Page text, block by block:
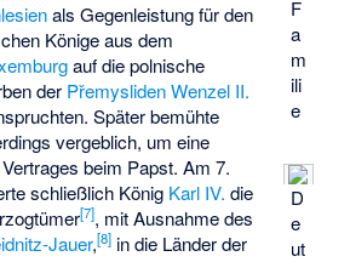
F
a
m
ili
e
D
e
ut
als Gegenleistung für den
Könige aus dem
auf die polnische
der Přemysliden Wenzel II.
Später bemühte
vergeblich, um eine
beim Papst. Am 7.
schließlich König Karl IV. die
[7], mit Ausnahme des
Jauer,[8] in die Länder der